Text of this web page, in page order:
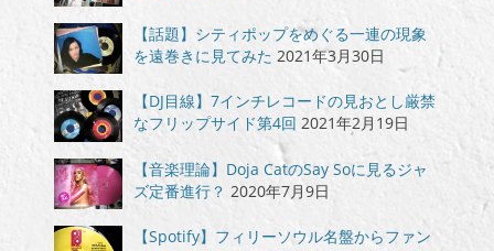
【話題】シティポップをめぐる一連の現象
を遠巻きに見てみた 2021年3月30日
【DJ目線】7インチレコードの見おとし厳禁
なフリップサイド第4回 2021年2月19日
【音楽理論】Doja CatのSay Soに見るジャ
ズ定番進行？ 2020年7月9日
【Spotify】フィリーソウル名盤からファン